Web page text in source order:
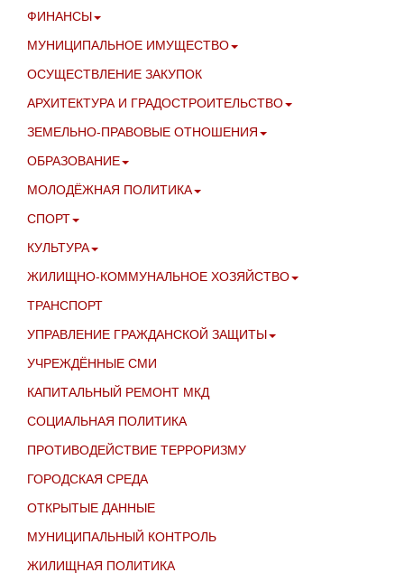
ФИНАНСЫ
МУНИЦИПАЛЬНОЕ ИМУЩЕСТВО
ОСУЩЕСТВЛЕНИЕ ЗАКУПОК
АРХИТЕКТУРА И ГРАДОСТРОИТЕЛЬСТВО
ЗЕМЕЛЬНО-ПРАВОВЫЕ ОТНОШЕНИЯ
ОБРАЗОВАНИЕ
МОЛОДЁЖНАЯ ПОЛИТИКА
СПОРТ
КУЛЬТУРА
ЖИЛИЩНО-КОММУНАЛЬНОЕ ХОЗЯЙСТВО
ТРАНСПОРТ
УПРАВЛЕНИЕ ГРАЖДАНСКОЙ ЗАЩИТЫ
УЧРЕЖДЁННЫЕ СМИ
КАПИТАЛЬНЫЙ РЕМОНТ МКД
СОЦИАЛЬНАЯ ПОЛИТИКА
ПРОТИВОДЕЙСТВИЕ ТЕРРОРИЗМУ
ГОРОДСКАЯ СРЕДА
ОТКРЫТЫЕ ДАННЫЕ
МУНИЦИПАЛЬНЫЙ КОНТРОЛЬ
ЖИЛИЩНАЯ ПОЛИТИКА